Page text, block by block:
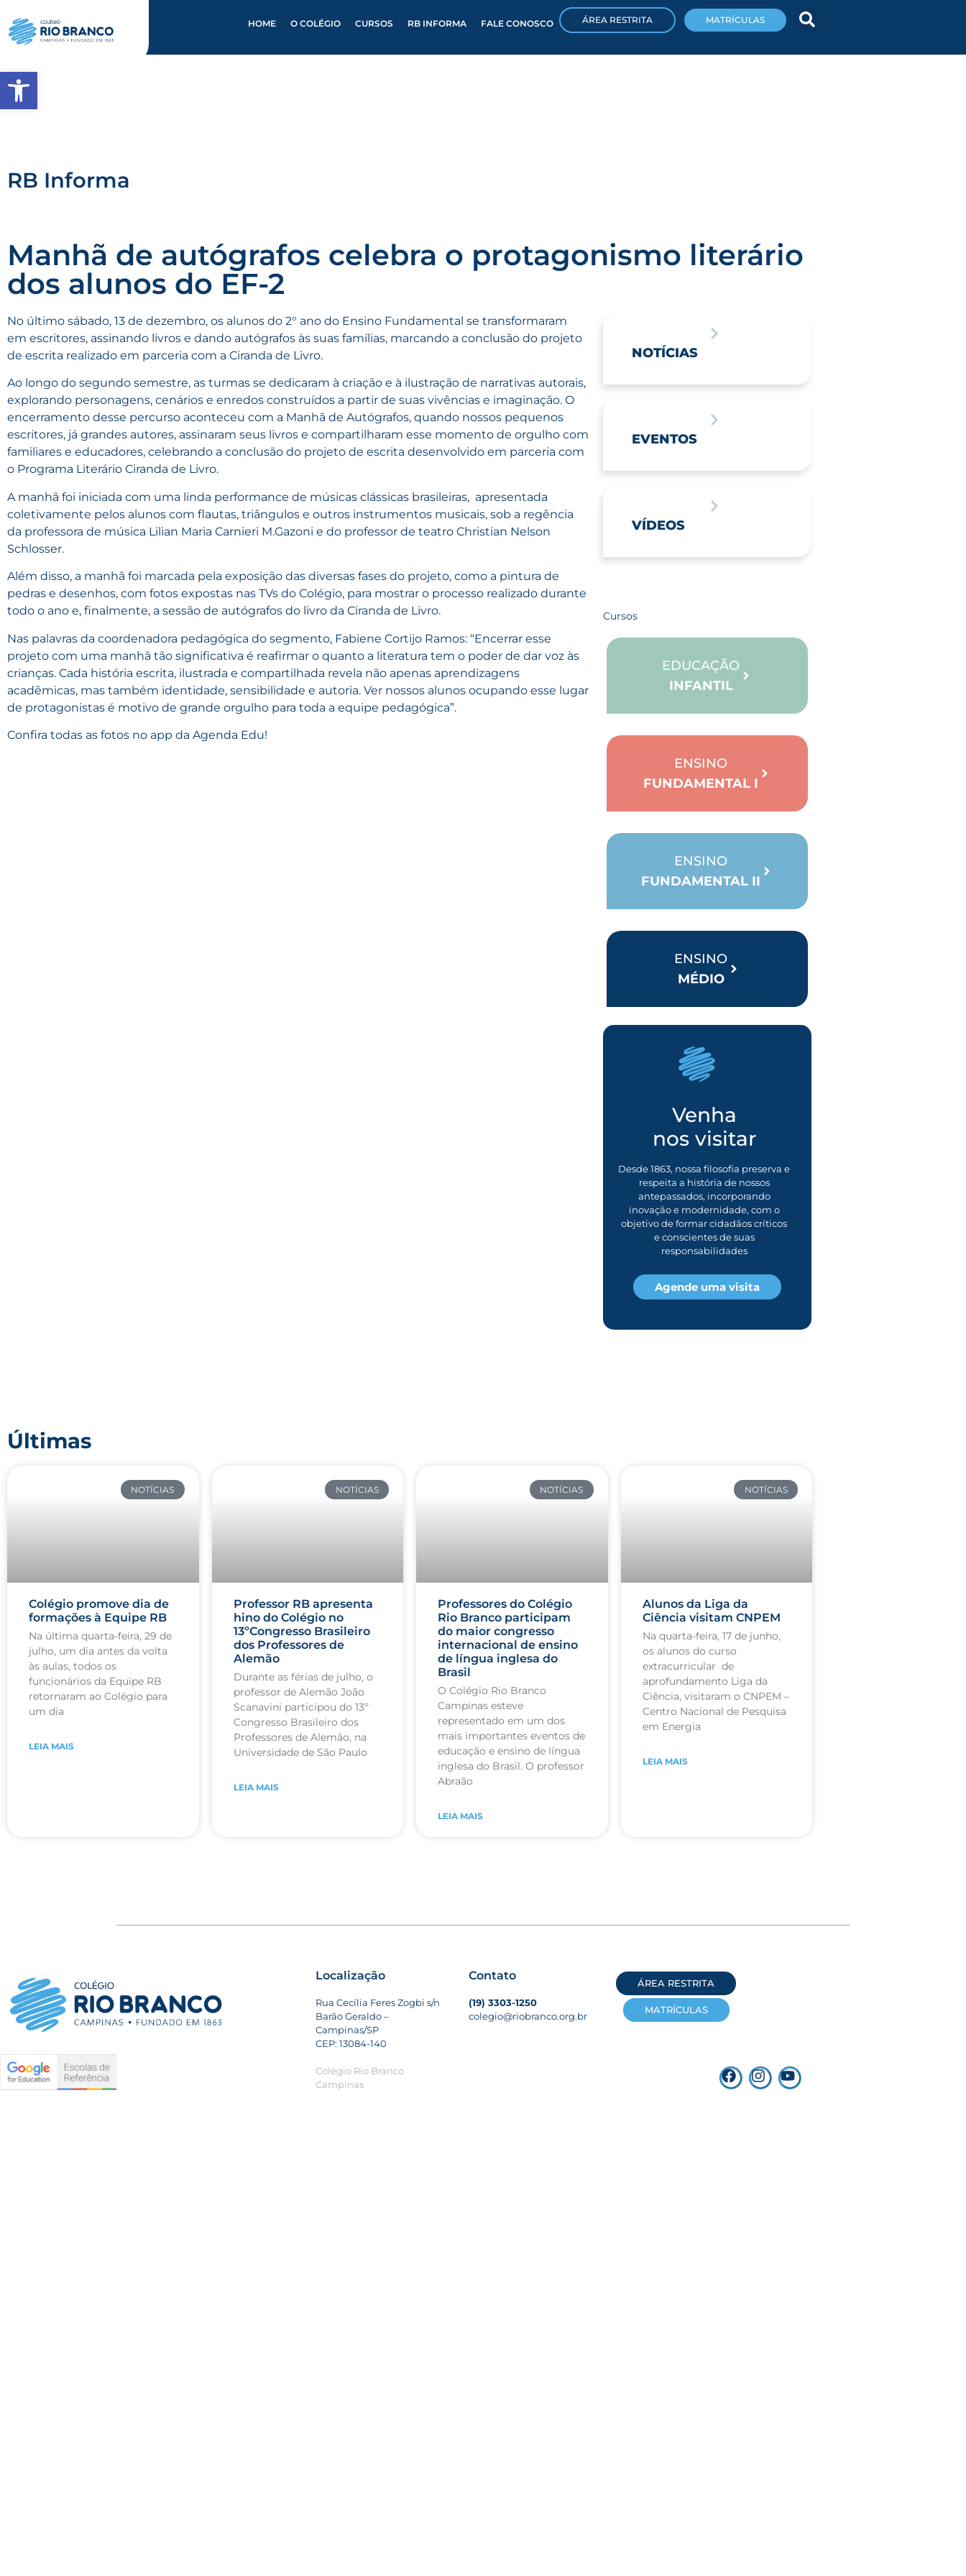
HOME O COLÉGIO CURSOS RB INFORMA FALE CONOSCO ÁREA RESTRITA MATRÍCULAS
RB Informa
Manhã de autógrafos celebra o protagonismo literário
dos alunos do EF-2
No último sábado, 13 de dezembro, os alunos do 2° ano do Ensino Fundamental se transformaram
em escritores, assinando livros e dando autógrafos às suas famílias, marcando a conclusão do projeto
de escrita realizado em parceria com a Ciranda de Livro.
Ao longo do segundo semestre, as turmas se dedicaram à criação e à ilustração de narrativas autorais,
explorando personagens, cenários e enredos construídos a partir de suas vivências e imaginação. O
encerramento desse percurso aconteceu com a Manhã de Autógrafos, quando nossos pequenos
escritores, já grandes autores, assinaram seus livros e compartilharam esse momento de orgulho com
familiares e educadores, celebrando a conclusão do projeto de escrita desenvolvido em parceria com
o Programa Literário Ciranda de Livro.
A manhã foi iniciada com uma linda performance de músicas clássicas brasileiras, apresentada
coletivamente pelos alunos com flautas, triângulos e outros instrumentos musicais, sob a regência
da professora de música Lilian Maria Carnieri M.Gazoni e do professor de teatro Christian Nelson
Schlosser.
Além disso, a manhã foi marcada pela exposição das diversas fases do projeto, como a pintura de
pedras e desenhos, com fotos expostas nas TVs do Colégio, para mostrar o processo realizado durante
todo o ano e, finalmente, a sessão de autógrafos do livro da Ciranda de Livro.
Nas palavras da coordenadora pedagógica do segmento, Fabiene Cortijo Ramos: “Encerrar esse
projeto com uma manhã tão significativa é reafirmar o quanto a literatura tem o poder de dar voz às
crianças. Cada história escrita, ilustrada e compartilhada revela não apenas aprendizagens
acadêmicas, mas também identidade, sensibilidade e autoria. Ver nossos alunos ocupando esse lugar
de protagonistas é motivo de grande orgulho para toda a equipe pedagógica”.
Confira todas as fotos no app da Agenda Edu!
NOTÍCIAS
EVENTOS
VÍDEOS
Cursos
EDUCAÇÃO
INFANTIL
ENSINO
FUNDAMENTAL I
ENSINO
FUNDAMENTAL II
ENSINO
MÉDIO
Venha
nos visitar
Desde 1863, nossa filosofia preserva e
respeita a história de nossos
antepassados, incorporando
inovação e modernidade, com o
objetivo de formar cidadãos críticos
e conscientes de suas
responsabilidades
Agende uma visita
Últimas
NOTÍCIAS
Colégio promove dia de
formações à Equipe RB
Na última quarta-feira, 29 de
julho, um dia antes da volta
às aulas, todos os
funcionários da Equipe RB
retornaram ao Colégio para
um dia
LEIA MAIS
NOTÍCIAS
Professor RB apresenta
hino do Colégio no
13ºCongresso Brasileiro
dos Professores de
Alemão
Durante as férias de julho, o
professor de Alemão João
Scanavini participou do 13º
Congresso Brasileiro dos
Professores de Alemão, na
Universidade de São Paulo
LEIA MAIS
NOTÍCIAS
Professores do Colégio
Rio Branco participam
do maior congresso
internacional de ensino
de língua inglesa do
Brasil
O Colégio Rio Branco
Campinas esteve
representado em um dos
mais importantes eventos de
educação e ensino de língua
inglesa do Brasil. O professor
Abraão
LEIA MAIS
NOTÍCIAS
Alunos da Liga da
Ciência visitam CNPEM
Na quarta-feira, 17 de junho,
os alunos do curso
extracurricular de
aprofundamento Liga da
Ciência, visitaram o CNPEM –
Centro Nacional de Pesquisa
em Energia
LEIA MAIS
Localização
Rua Cecília Feres Zogbi s/n
Barão Geraldo –
Campinas/SP
CEP: 13084-140
Colégio Rio Branco
Campinas
Contato
(19) 3303-1250
colegio@riobranco.org.br
ÁREA RESTRITA
MATRÍCULAS
Abrir a barra de ferramentas